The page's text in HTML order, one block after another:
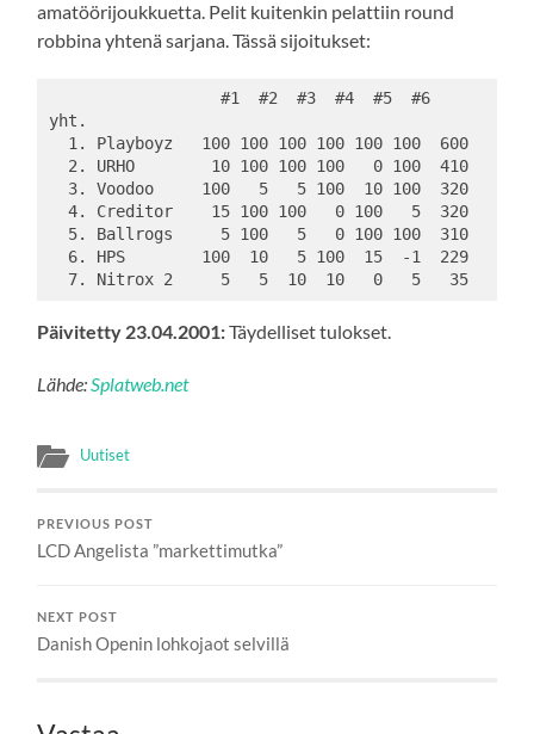
amatöörijoukkuetta. Pelit kuitenkin pelattiin round
robbina yhtenä sarjana. Tässä sijoitukset:
yht.
  1. Playboyz   100 100 100 100 100 100  600
  2. URHO        10 100 100 100   0 100  410
  3. Voodoo     100   5   5 100  10 100  320
  4. Creditor    15 100 100   0 100   5  320
  5. Ballrogs     5 100   5   0 100 100  310
  6. HPS        100  10   5 100  15  -1  229
  7. Nitrox 2     5   5  10  10   0   5   35
Päivitetty 23.04.2001:Täydelliset tulokset.
Lähde: Splatweb.net
Uutiset
PREVIOUS POST
LCD Angelista ”markettimutka”
NEXT POST
Danish Openin lohkojaot selvillä